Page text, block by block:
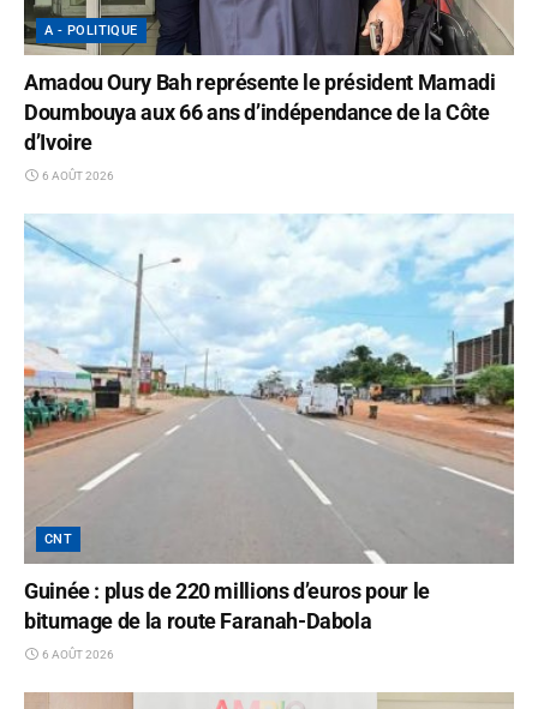
A - POLITIQUE
Amadou Oury Bah représente le président Mamadi
Doumbouya aux 66 ans d’indépendance de la Côte
d’Ivoire
6 AOÛT 2026
CNT
Guinée : plus de 220 millions d’euros pour le
bitumage de la route Faranah-Dabola
6 AOÛT 2026